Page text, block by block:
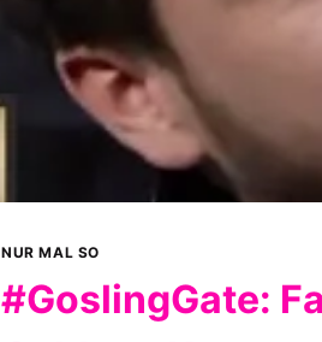
NUR MAL SO
#GoslingGate: